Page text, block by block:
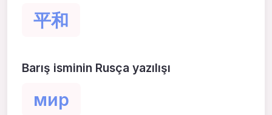
平和
Barış isminin Rusça yazılışı
мир